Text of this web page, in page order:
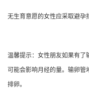
无生育意愿的女性应采取避孕
温馨提示：女性朋友如果有了
可能会影响月经的量。输卵
排卵。